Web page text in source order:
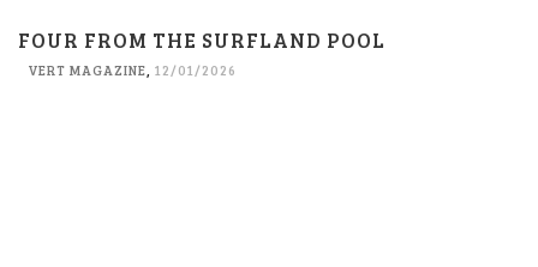
FOUR FROM THE SURFLAND POOL
VERT MAGAZINE, 12/01/2026